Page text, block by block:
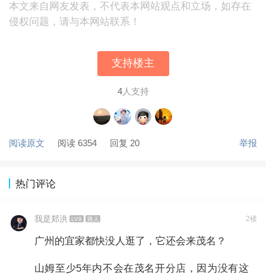
本文来自网友发表，不代表本网站观点和立场，如存在
侵权问题，请与本网站联系！
支持楼主
4人支持
阅读原文 阅读 6354 回复 20 举报
热门评论
我是郑洪 LV9 路人 2楼
广州的宜家都快没人逛了，它还会来茂名？
山姆至少5年内不会在茂名开分店，因为没有这